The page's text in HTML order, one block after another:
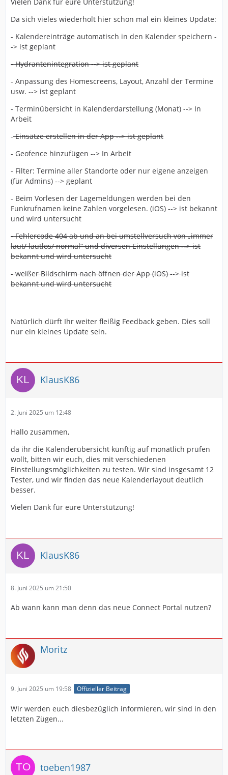
Da sich vieles wiederholt hier schon mal ein kleines Update:
- Kalendereinträge automatisch in den Kalender speichern -
-> ist geplant
- Hydrantenintegration --> ist geplant
- Anpassung des Homescreens, Layout, Anzahl der Termine
usw. --> ist geplant
- Terminübersicht in Kalenderdarstellung (Monat) --> In
Arbeit
-Einsätze erstellen in der App --> ist geplant
- Geofence hinzufügen --> In Arbeit
- Filter: Termine aller Standorte oder nur eigene anzeigen
(für Admins) --> geplant
- Beim Vorlesen der Lagemeldungen werden bei den
Funkrufnamen keine Zahlen vorgelesen. (iOS) --> ist bekannt
und wird untersucht
- Fehlercode 404 ab und an bei umstellversuch von „immer
laut/ lautlos/ normal“ und diversen Einstellungen --> ist
bekannt und wird untersucht
- weißer Bildschirm nach öffnen der App (iOS) --> ist
bekannt und wird untersucht
Natürlich dürft Ihr weiter fleißig Feedback geben. Dies soll
nur ein kleines Update sein.
KlausK86
2. Juni 2025 um 12:48
Hallo zusammen,
da ihr die Kalenderübersicht künftig auf monatlich prüfen
wollt, bitten wir euch, dies mit verschiedenen
Einstellungsmöglichkeiten zu testen. Wir sind insgesamt 12
Tester, und wir finden das neue Kalenderlayout deutlich
besser.
Vielen Dank für eure Unterstützung!
KlausK86
8. Juni 2025 um 21:50
Ab wann kann man denn das neue Connect Portal nutzen?
Moritz
9. Juni 2025 um 19:58 Offizieller Beitrag
Wir werden euch diesbezüglich informieren, wir sind in den
letzten Zügen...
toeben1987